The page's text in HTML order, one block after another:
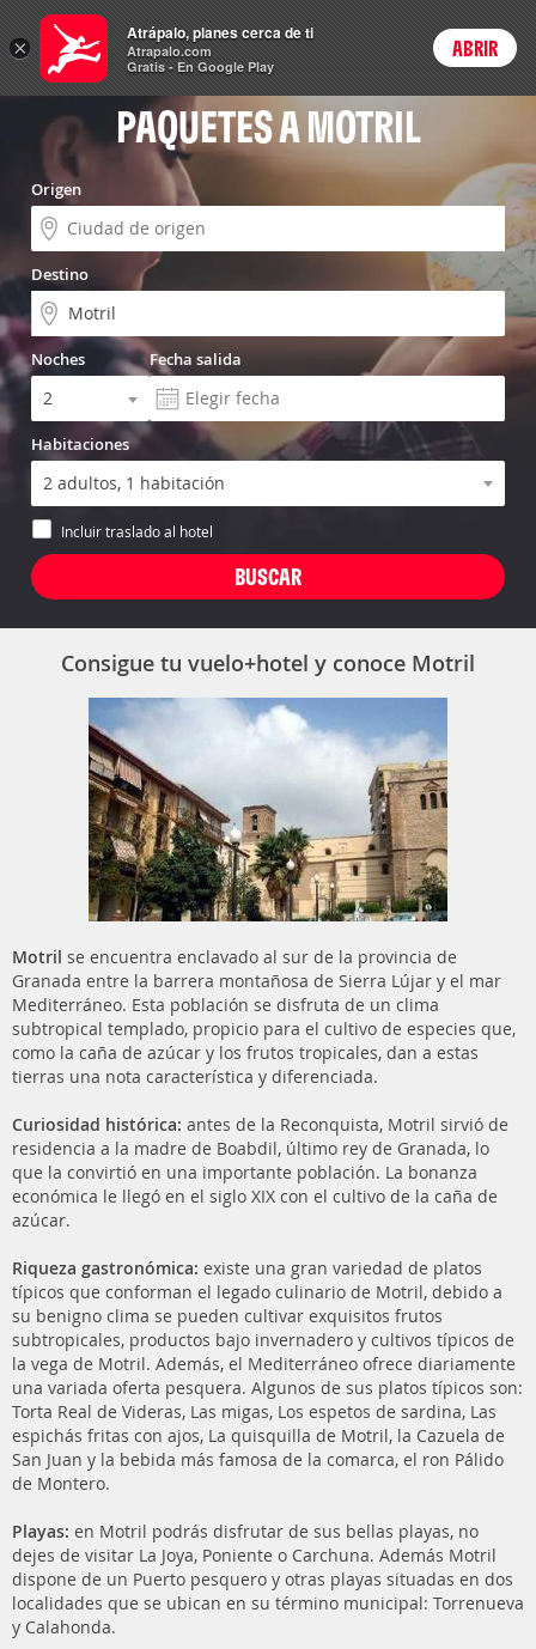
Vuelo+Hotel Login
PAQUETES A MOTRIL
Origen
Destino
Noches Fecha salida
Habitaciones
Incluir traslado al hotel
Consigue tu vuelo+hotel y conoce Motril
Motril se encuentra enclavado al sur de la provincia de
Granada entre la barrera montañosa de Sierra Lújar y el mar
Mediterráneo. Esta población se disfruta de un clima
subtropical templado, propicio para el cultivo de especies que,
como la caña de azúcar y los frutos tropicales, dan a estas
tierras una nota característica y diferenciada.
Curiosidad histórica: antes de la Reconquista, Motril sirvió de
residencia a la madre de Boabdil, último rey de Granada, lo
que la convirtió en una importante población. La bonanza
económica le llegó en el siglo XIX con el cultivo de la caña de
azúcar.
Riqueza gastronómica: existe una gran variedad de platos
típicos que conforman el legado culinario de Motril, debido a
su benigno clima se pueden cultivar exquisitos frutos
subtropicales, productos bajo invernadero y cultivos típicos de
la vega de Motril. Además, el Mediterráneo ofrece diariamente
una variada oferta pesquera. Algunos de sus platos típicos son:
Torta Real de Videras, Las migas, Los espetos de sardina, Las
espichás fritas con ajos, La quisquilla de Motril, la Cazuela de
San Juan y la bebida más famosa de la comarca, el ron Pálido
de Montero.
Playas: en Motril podrás disfrutar de sus bellas playas, no
dejes de visitar La Joya, Poniente o Carchuna. Además Motril
dispone de un Puerto pesquero y otras playas situadas en dos
localidades que se ubican en su término municipal: Torrenueva
y Calahonda.
×
Atrápalo, planes cerca de ti
Atrapalo.com
Gratis - En Google Play
ABRIR